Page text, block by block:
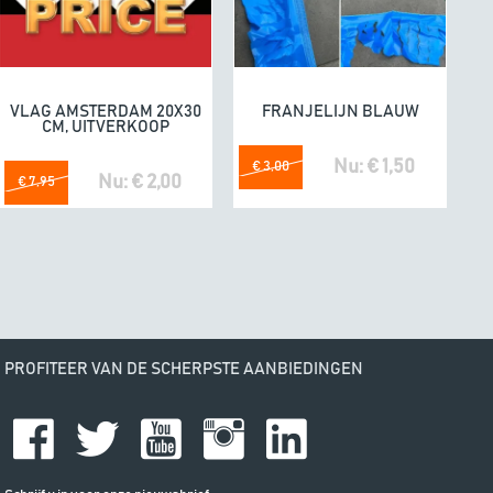
Fijne producten.
04/07/
omdat
In winkelwagen
VLAG AMSTERDAM 20X30
CM, UITVERKOOP
€ 7,95 Nu: € 2,00
In winkelwagen
FRANJELIJN BLAUW
€ 3,00 Nu: € 1,50
PROFITEER VAN DE SCHERPSTE AANBIEDINGEN